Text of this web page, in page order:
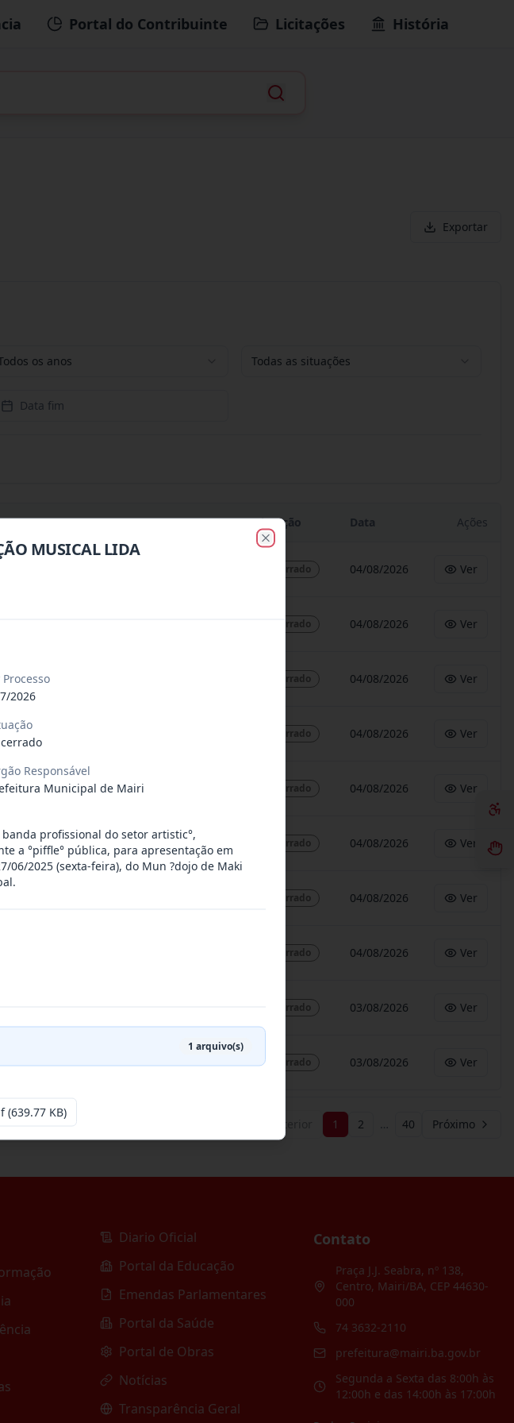
Portal do Contribuinte Licitações História
Exportar
os anos Todas as situações
Data fim
Situação Data Ações
Encerrado 04/08/2026 Ver
Encerrado 04/08/2026 Ver
... Encerrado 04/08/2026 Ver
... Encerrado 04/08/2026 Ver
... Encerrado 04/08/2026 Ver
... Encerrado 04/08/2026 Ver
Encerrado 04/08/2026 Ver
Encerrado 04/08/2026 Ver
Encerrado 03/08/2026 Ver
... Encerrado 03/08/2026 Ver
1 2 … 40 Próximo
Diario Oficial
Portal da Educação
Emendas Parlamentares
Portal da Saúde
Portal de Obras
Notícias
Transparência Geral
Contato
Praça J.J. Seabra, nº 138,
Centro, Mairi/BA, CEP 44630-
000
74 3632-2110
prefeitura@mairi.ba.gov.br
Segunda a Sexta das 8:00h às
12:00h e das 14:00h às 17:00h
MUSICAL LIDA
Processo
2026
Responsável
Municipal de Mairi
profissional do setor artistic°,
a °piffle° pública, para apresentação em
06/2025 (sexta-feira), do Mun ?dojo de Maki
1 arquivo(s)
(639.77 KB)
Close